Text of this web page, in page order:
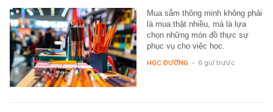
Mua sắm thông minh không phải
là mua thật nhiều, mà là lựa
chọn những món đồ thực sự
phục vụ cho việc học.
HỌC ĐƯỜNG - 6 giờ trước